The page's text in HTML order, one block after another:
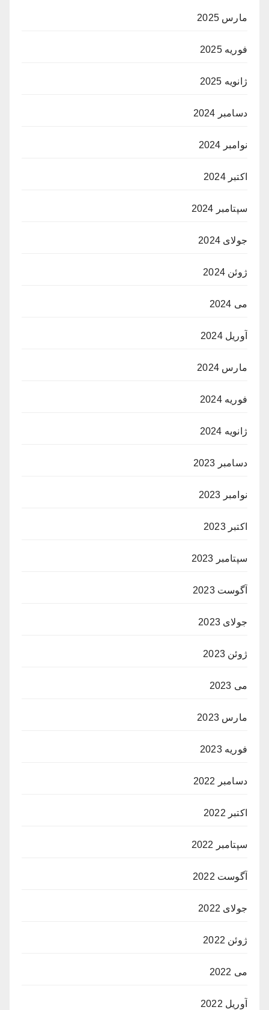
مارس 2025
فوریه 2025
ژانویه 2025
دسامبر 2024
نوامبر 2024
اکتبر 2024
سپتامبر 2024
جولای 2024
ژوئن 2024
می 2024
آوریل 2024
مارس 2024
فوریه 2024
ژانویه 2024
دسامبر 2023
نوامبر 2023
اکتبر 2023
سپتامبر 2023
آگوست 2023
جولای 2023
ژوئن 2023
می 2023
مارس 2023
فوریه 2023
دسامبر 2022
اکتبر 2022
سپتامبر 2022
آگوست 2022
جولای 2022
ژوئن 2022
می 2022
آوریل 2022